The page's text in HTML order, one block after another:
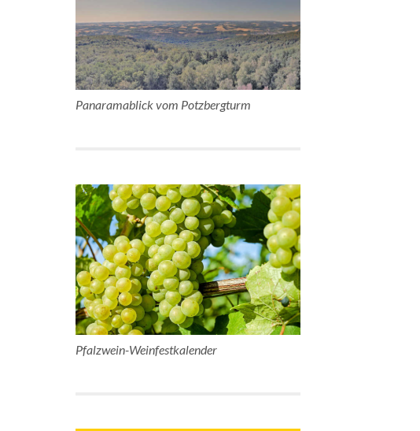
Panaramablick vom Potzbergturm
Pfalzwein-Weinfestkalender